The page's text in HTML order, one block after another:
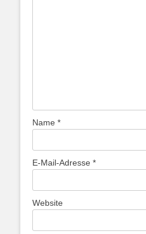
Name *
E-Mail-Adresse *
Website